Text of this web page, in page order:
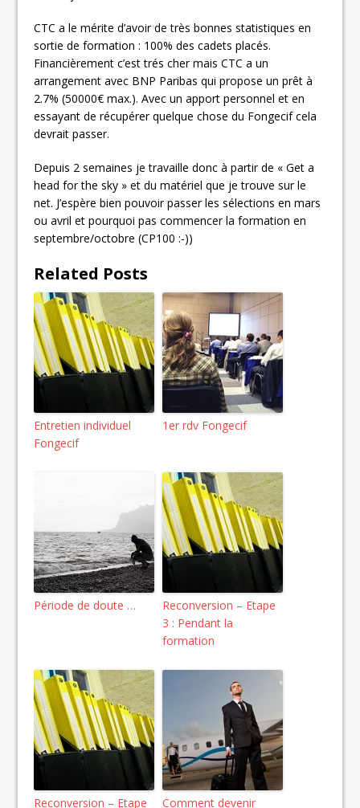
CTC a le mérite d’avoir de très bonnes statistiques en
sortie de formation : 100% des cadets placés.
Financièrement c’est trés cher mais CTC a un
arrangement avec BNP Paribas qui propose un prêt à
2.7% (50000€ max.). Avec un apport personnel et en
essayant de récupérer quelque chose du Fongecif cela
devrait passer.
Depuis 2 semaines je travaille donc à partir de « Get a
head for the sky » et du matériel que je trouve sur le
net. J’espère bien pouvoir passer les sélections en mars
ou avril et pourquoi pas commencer la formation en
septembre/octobre (CP100 :-))
Related Posts
Entretien individuel
Fongecif
1er rdv Fongecif
Période de doute …
Reconversion – Etape
3 : Pendant la
formation
Reconversion – Etape Comment devenir